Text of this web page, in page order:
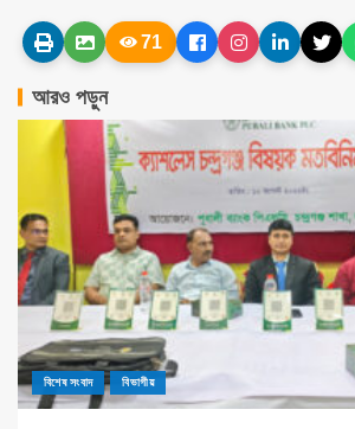
71
আরও পড়ুন
বিশেষ সংবাদ বিভাগীয়